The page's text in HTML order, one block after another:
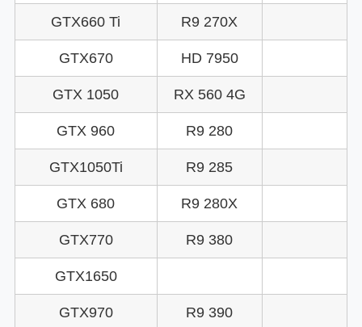
GTX660 Ti R9 270X
GTX670 HD 7950
GTX 1050 RX 560 4G
GTX 960 R9 280
GTX1050Ti R9 285
GTX 680 R9 280X
GTX770 R9 380
GTX1650
GTX970 R9 390